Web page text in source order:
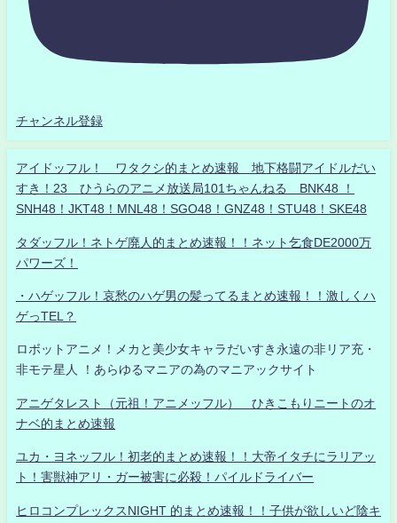
チャンネル登録
アイドッフル！ ワタクシ的まとめ速報 地下格闘アイドルだい
すき！23 ひうらのアニメ放送局101ちゃんねる BNK48 ！
SNH48！JKT48！MNL48！SGO48！GNZ48！STU48！SKE48
タダッフル！ネトゲ廃人的まとめ速報！！ネット乞食DE2000万
パワーズ！
・ハゲッフル！哀愁のハゲ男の髪ってるまとめ速報！！激しくハ
ゲっTEL？
ロボットアニメ！メカと美少女キャラだいすき永遠の非リア充・
非モテ星人 ！あらゆるマニアの為のマニアックサイト
アニゲタレスト（元祖！アニメッフル） ひきこもりニートのオ
ナベ的まとめ速報
ユカ・ヨネッフル！初老的まとめ速報！！大帝イタチにラリアッ
ト！害獣神アリ・ガー被害に必殺！パイルドライバー
ヒロコンプレックスNIGHT 的まとめ速報！！子供が欲しいど陰キ